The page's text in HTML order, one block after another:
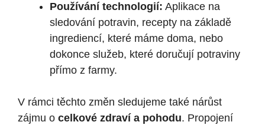
Používání technologií: Aplikace na
sledování potravin, recepty na základě
ingrediencí, které máme doma, nebo
dokonce služeb, které doručují potraviny
přímo z farmy.
V rámci těchto změn sledujeme také nárůst
zájmu o celkové zdraví a pohodu. Propojení